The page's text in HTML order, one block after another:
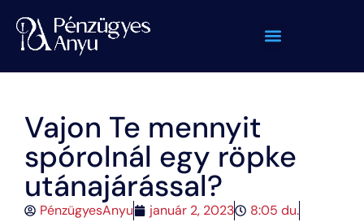
Vajon Te mennyit
spórolnál egy röpke
utánajárással?
PénzügyesAnyu január 2, 2023
8:05 du.